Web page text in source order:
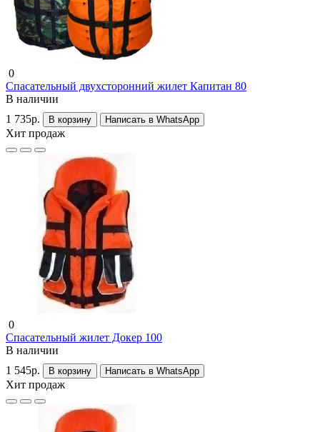
0
Спасательный двухсторонний жилет Капитан 80
В наличии
1 735р.
В корзину Написать в WhatsApp
Хит продаж
0
Спасательный жилет Докер 100
В наличии
1 545р.
В корзину Написать в WhatsApp
Хит продаж